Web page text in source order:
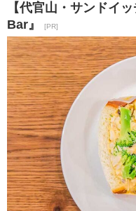
【代官山・サンドイ
Bar』
[PR]